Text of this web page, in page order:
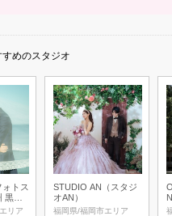
めのスタジオ
ォトス
崎
リア
STUDIO AN（スタジ
オAN）
福岡県/福岡市エリア